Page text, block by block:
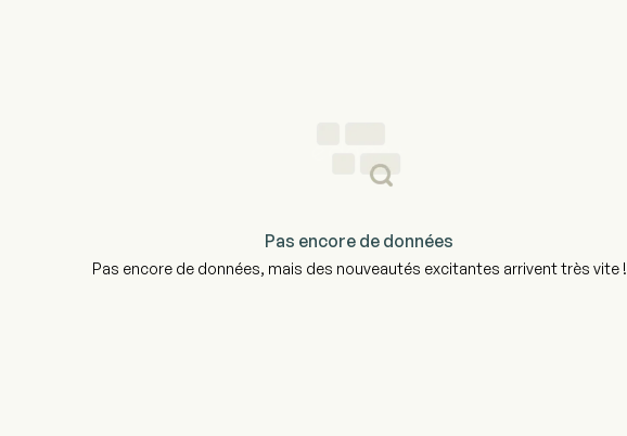
Pas encore de données
Pas encore de données, mais des nouveautés excitantes arrivent très vite !